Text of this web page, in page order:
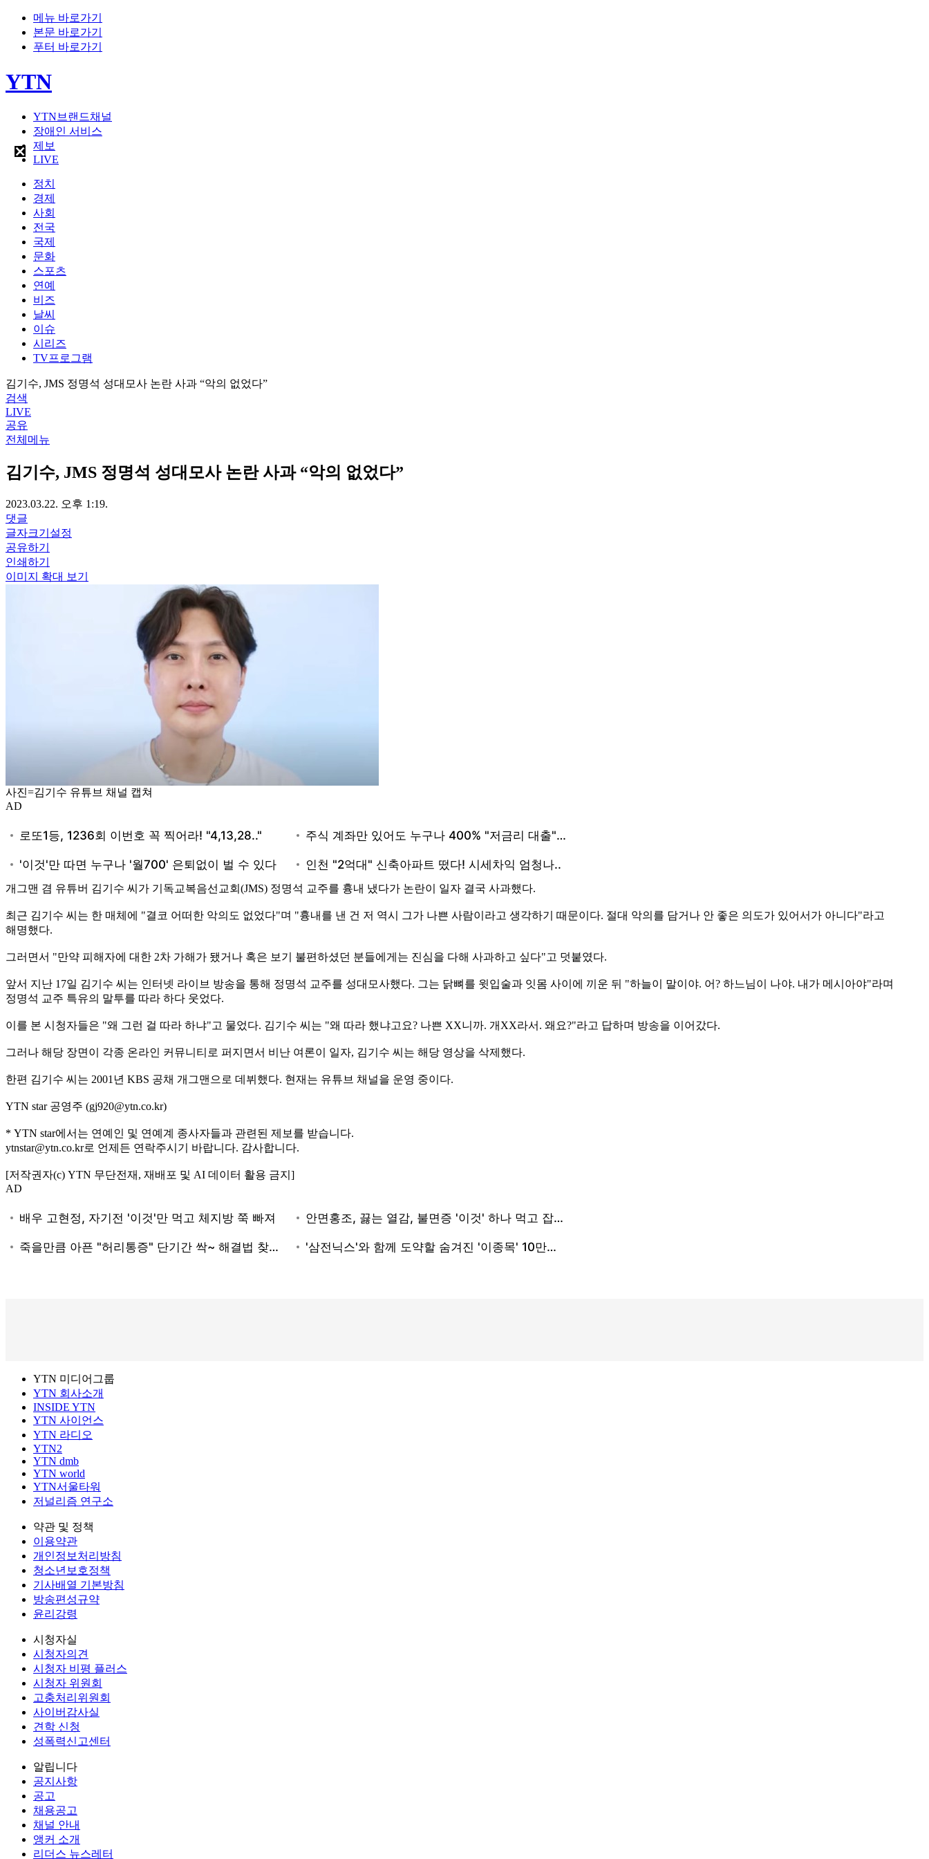
메뉴 바로가기
본문 바로가기
푸터 바로가기
YTN
YTN브랜드채널
장애인 서비스
제보
LIVE
정치
경제
사회
전국
국제
문화
스포츠
연예
비즈
날씨
이슈
시리즈
TV프로그램
김기수, JMS 정명석 성대모사 논란 사과 “악의 없었다”
검색
LIVE
공유
전체메뉴
김기수, JMS 정명석 성대모사 논란 사과 “악의 없었다”
2023.03.22. 오후 1:19.
댓글
글자크기설정
공유하기
인쇄하기
이미지 확대 보기
사진=김기수 유튜브 채널 캡쳐
AD
개그맨 겸 유튜버 김기수 씨가 기독교복음선교회(JMS) 정명석 교주를 흉내 냈다가 논란이 일자 결국 사과했다.
최근 김기수 씨는 한 매체에 "결코 어떠한 악의도 없었다"며 "흉내를 낸 건 저 역시 그가 나쁜 사람이라고 생각하기 때문이다. 절대 악의를 담거나 안 좋은 의도가 있어서가 아니다"라고
해명했다.
그러면서 "만약 피해자에 대한 2차 가해가 됐거나 혹은 보기 불편하셨던 분들에게는 진심을 다해 사과하고 싶다"고 덧붙였다.
앞서 지난 17일 김기수 씨는 인터넷 라이브 방송을 통해 정명석 교주를 성대모사했다. 그는 닭뼈를 윗입술과 잇몸 사이에 끼운 뒤 "하늘이 말이야. 어? 하느님이 나야. 내가 메시아야"라며
정명석 교주 특유의 말투를 따라 하다 웃었다.
이를 본 시청자들은 "왜 그런 걸 따라 하냐"고 물었다. 김기수 씨는 "왜 따라 했냐고요? 나쁜 XX니까. 개XX라서. 왜요?"라고 답하며 방송을 이어갔다.
그러나 해당 장면이 각종 온라인 커뮤니티로 퍼지면서 비난 여론이 일자, 김기수 씨는 해당 영상을 삭제했다.
한편 김기수 씨는 2001년 KBS 공채 개그맨으로 데뷔했다. 현재는 유튜브 채널을 운영 중이다.
YTN star 공영주 (gj920@ytn.co.kr)
* YTN star에서는 연예인 및 연예계 종사자들과 관련된 제보를 받습니다.
ytnstar@ytn.co.kr로 언제든 연락주시기 바랍니다. 감사합니다.
[저작권자(c) YTN 무단전재, 재배포 및 AI 데이터 활용 금지]
AD
YTN 미디어그룹
YTN 회사소개
INSIDE YTN
YTN 사이언스
YTN 라디오
YTN2
YTN dmb
YTN world
YTN서울타워
저널리즘 연구소
약관 및 정책
이용약관
개인정보처리방침
청소년보호정책
기사배열 기본방침
방송편성규약
윤리강령
시청자실
시청자의견
시청자 비평 플러스
시청자 위원회
고충처리위원회
사이버감사실
견학 신청
성폭력신고센터
알립니다
공지사항
공고
채용공고
채널 안내
앵커 소개
리더스 뉴스레터